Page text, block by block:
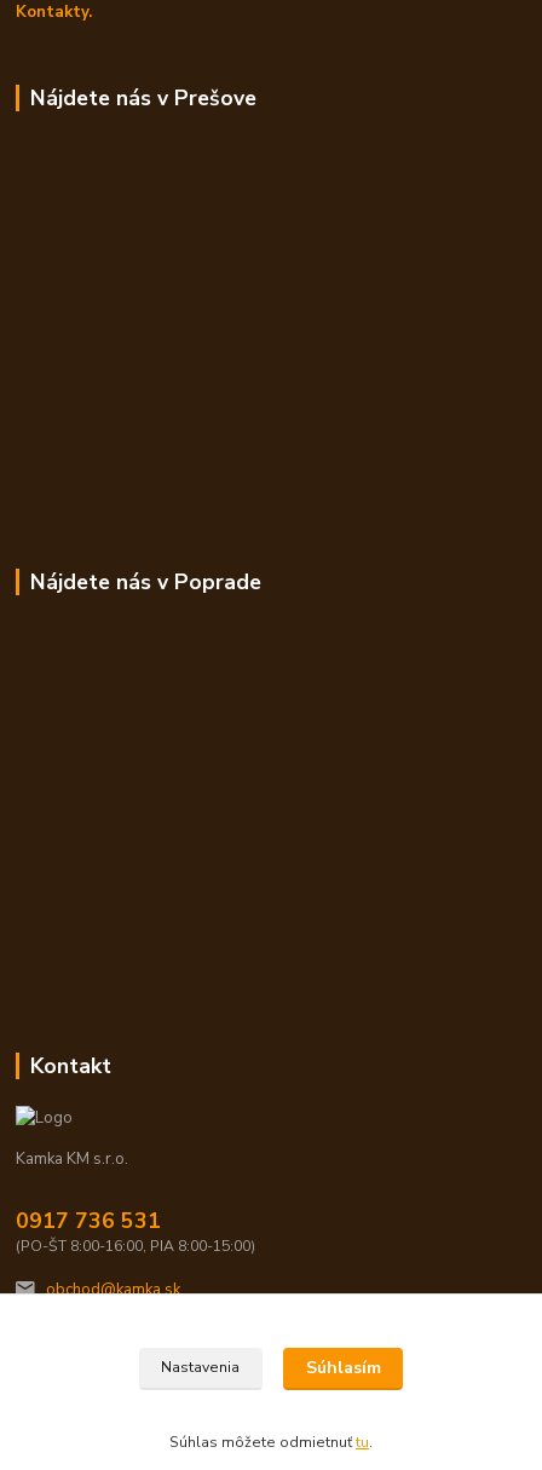
Kontakty.
Nájdete nás v Prešove
Nájdete nás v Poprade
Kontakt
Kamka KM s.r.o.
0917 736 531
(PO-ŠT 8:00-16:00, PIA 8:00-15:00)
obchod@kamka.sk
Nastavenia Súhlasím
Súhlas môžete odmietnuťtu.